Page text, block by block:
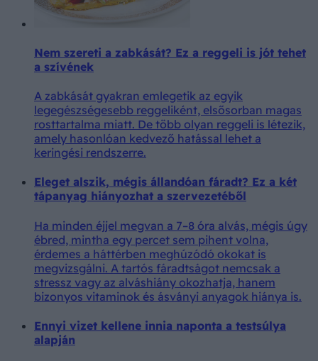
Nem szereti a zabkását? Ez a reggeli is jót tehet
a szívének
A zabkását gyakran emlegetik az egyik
legegészségesebb reggeliként, elsősorban magas
rosttartalma miatt. De több olyan reggeli is létezik,
amely hasonlóan kedvező hatással lehet a
keringési rendszerre.
Eleget alszik, mégis állandóan fáradt? Ez a két
tápanyag hiányozhat a szervezetéből
Ha minden éjjel megvan a 7–8 óra alvás, mégis úgy
ébred, mintha egy percet sem pihent volna,
érdemes a háttérben meghúzódó okokat is
megvizsgálni. A tartós fáradtságot nemcsak a
stressz vagy az alváshiány okozhatja, hanem
bizonyos vitaminok és ásványi anyagok hiánya is.
Ennyi vizet kellene innia naponta a testsúlya
alapján